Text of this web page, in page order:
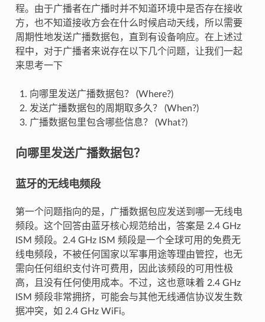
程。由于广播者在广播时并不知道环境中是否存在接收
方，也不知道接收方会在什么时候启动天线，所以需要
周期性地发送广播数据包，直到有设备响应。在上述过
程中，对于广播者来说存在以下几个问题，让我们一起
来思考一下
向哪里发送广播数据包？ (Where?)
发送广播数据包的周期取多久？ (When?)
广播数据包里包含哪些信息？ (What?)
向哪里发送广播数据包？
蓝牙的无线电频段
第一个问题指向的是，广播数据包应发送到哪一无线电
频段。这个回答由蓝牙核心规范给出，答案是 2.4 GHz
ISM 频段。2.4 GHz ISM 频段是一个全球可用的免费无
线电频段，不被任何国家以军事用途等理由管控，也无
需向任何组织支付许可费用，因此该频段的可用性极
高，且没有任何使用成本。不过，这也意味着 2.4 GHz
ISM 频段非常拥挤，可能会与其他无线通信协议发生数
据冲突，如 2.4 GHz WiFi。